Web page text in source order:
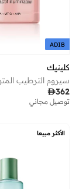
ADIB
كلينيك
362
توصيل مجاني
الأكثر مبيعا